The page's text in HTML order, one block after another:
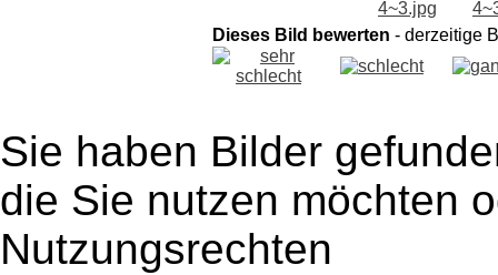
Dieses Bild bewerten - derzeitige
Sie haben Bilder
die Sie nutzen möchten
Nutzungsrechten